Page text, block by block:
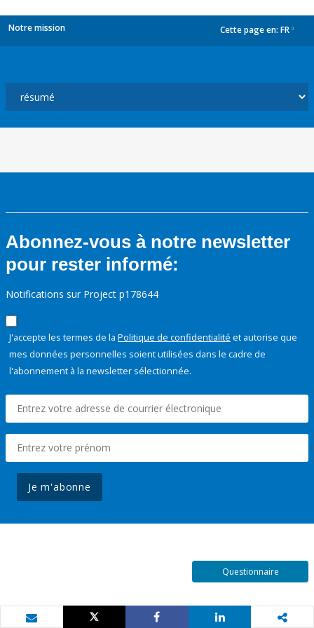
Notre mission Cette page en: FR
Abonnez-vous à notre newsletter
pour rester informé:
Notifications sur Project p178644
J'accepte les termes de la Politique de confidentialité et autorise que
mes données personnelles soient utilisées dans le cadre de
l'abonnement à la newsletter sélectionnée.
Je m'abonne
Questionnaire